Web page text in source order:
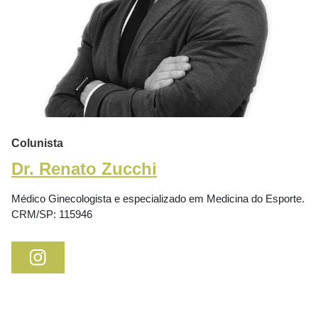
Colunista
Dr. Renato Zucchi
Médico Ginecologista e especializado em Medicina do Esporte.
CRM/SP: 115946